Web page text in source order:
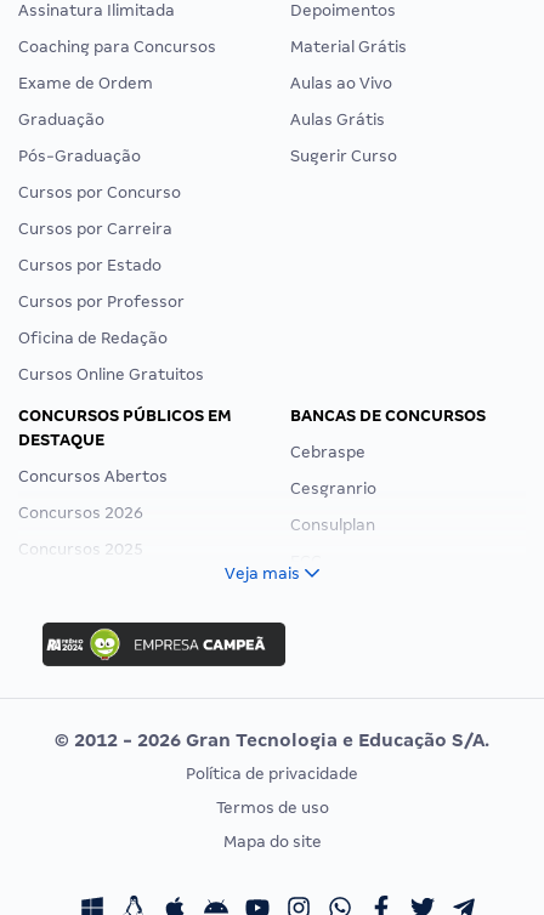
Assinatura Ilimitada
Coaching para Concursos
Exame de Ordem
Graduação
Pós-Graduação
Cursos por Concurso
Cursos por Carreira
Cursos por Estado
Cursos por Professor
Oficina de Redação
Cursos Online Gratuitos
Depoimentos
Material Grátis
Aulas ao Vivo
Aulas Grátis
Sugerir Curso
CONCURSOS PÚBLICOS EM
DESTAQUE
Concursos Abertos
Concursos 2026
Concursos 2025
Concurso Ibama
Concurso MPU
Editais publicados
BANCAS DE CONCURSOS
Cebraspe
Cesgranrio
Consulplan
Vunesp
CONCURSOS POR PROFISSÃO
Concursos Fiscais
EXAME DE ORDEM
Calendário OAB
Veja mais
© 2012 - 2026 Gran Tecnologia e Educação S/A.
Política de privacidade
Termos de uso
Mapa do site